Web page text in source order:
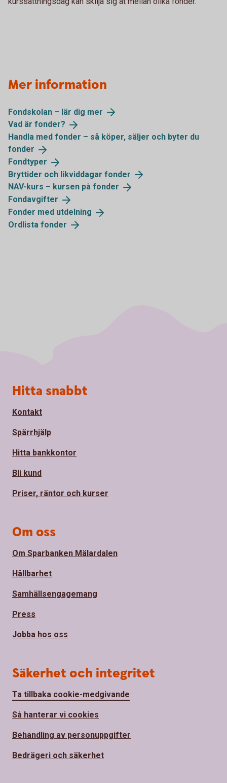
Mer information
Fondskolan – lär dig mer
Vad är fonder?
Handla med fonder – så köper, säljer och byter du
fonder
Fondtyper
Bryttider och likviddagar fonder
NAV-kurs – kursen på fonder
Fondavgifter
Fonder med utdelning
Ordlista fonder
Sidfot
Hitta snabbt
Kontakt
Spärrhjälp
Hitta bankkontor
Bli kund
Priser, räntor och kurser
Om oss
Om Sparbanken Mälardalen
Hållbarhet
Samhällsengagemang
Press
Jobba hos oss
Säkerhet och integritet
Ta tillbaka cookie-medgivande
Så hanterar vi cookies
Behandling av personuppgifter
Bedrägeri och säkerhet